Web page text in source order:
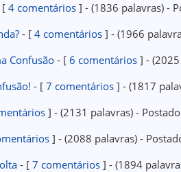
[4 comentários ] - (1836 palavras) -
- [4 comentários ] - (1966
Confusão- [6 comentários ] -
- [7 comentários ] - (1817
] - (2131 palavras) -
] - (2088 palavras) -
- [7 comentários ] - (1894